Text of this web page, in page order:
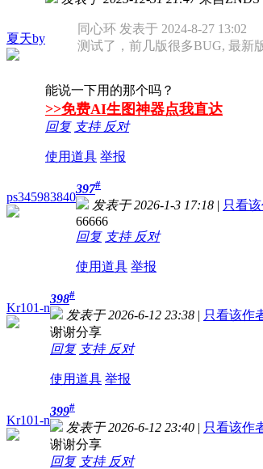
夏天by
同心环 发表于 2024-8-27 13:02
测试了，前几版很多BUG, 最新
能说一下用的那个吗？
>>免费AI生图神器点我直达
回复 支持 反对
使用道具 举报
ps345983840
397#
发表于 2026-1-3 17:18 | 只看
66666
回复 支持 反对
使用道具 举报
Kr101-n
398#
发表于 2026-6-12 23:38 | 只看该作
谢谢分享
回复 支持 反对
使用道具 举报
Kr101-n
399#
发表于 2026-6-12 23:40 | 只看该作
谢谢分享
回复 支持 反对